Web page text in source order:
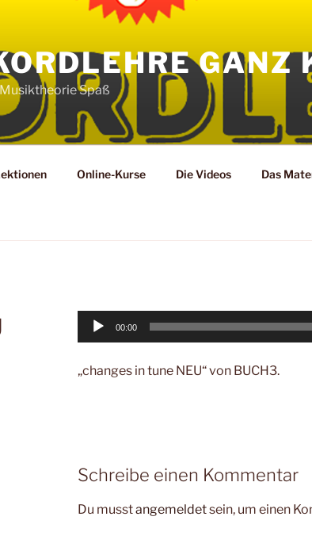
GANZ
Spaß
Online-Kurse Die Videos Das
Audio-
00:00
„changes in tune NEU“ von BUCH3.
Schreibe einen Kommentar
Du musstangemeldetsein, um einen